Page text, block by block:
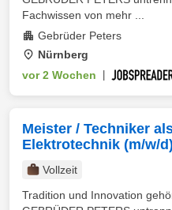
Fachwissen von mehr ...
Gebrüder Peters
Nürnberg
vor 2 Wochen
Meister / Techniker
Elektrotechnik (m/w/d)
Vollzeit
Tradition und Innovation